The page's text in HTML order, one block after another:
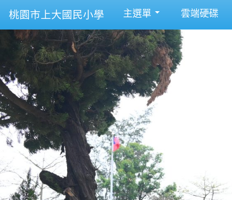
桃園市上大國民小學 主選單 雲端硬碟